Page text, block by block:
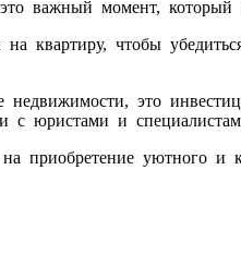
важный момент,
квартиру, чтобы
это
с юристами и
уютного и